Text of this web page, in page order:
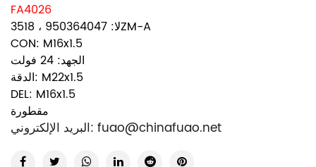
FA4026
لا: 950364047 ، 3518ZM-A
CON: M16x1.5
الجهد: 24 فولت
الدقة: M22x1.5
DEL: M16x1.5
مقطورة
البريد الإلكتروني: fuao@chinafuao.net